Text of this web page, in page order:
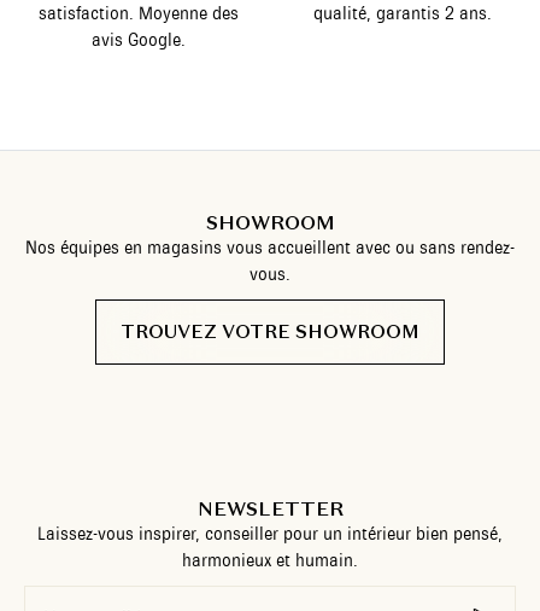
satisfaction. Moyenne des
avis Google.
qualité, garantis 2 ans.
SHOWROOM
Nos équipes en magasins vous accueillent avec ou sans rendez-
vous.
TROUVEZ VOTRE SHOWROOM
NEWSLETTER
Laissez-vous inspirer, conseiller pour un intérieur bien pensé,
harmonieux et humain.